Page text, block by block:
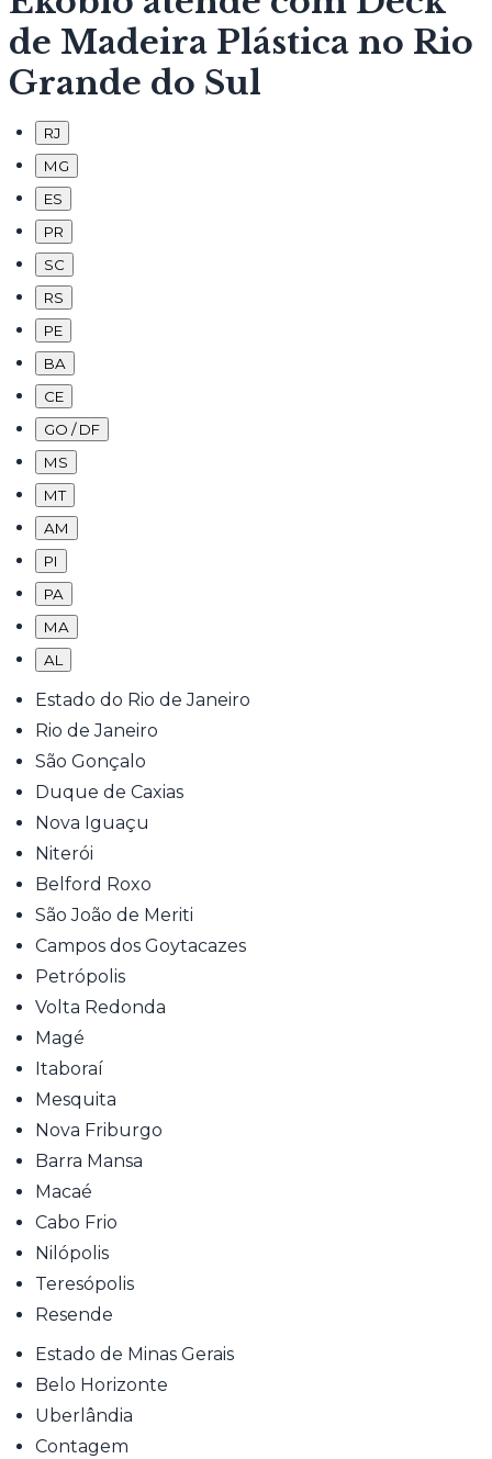
de Madeira Plástica no Rio
Grande do Sul
RJ
MG
ES
PR
SC
RS
PE
BA
CE
GO / DF
MS
MT
AM
PI
PA
MA
AL
Estado do Rio de Janeiro
Rio de Janeiro
São Gonçalo
Duque de Caxias
Nova Iguaçu
Niterói
Belford Roxo
São João de Meriti
Campos dos Goytacazes
Petrópolis
Volta Redonda
Magé
Itaboraí
Mesquita
Nova Friburgo
Barra Mansa
Macaé
Cabo Frio
Nilópolis
Teresópolis
Resende
Estado de Minas Gerais
Belo Horizonte
Uberlândia
Contagem